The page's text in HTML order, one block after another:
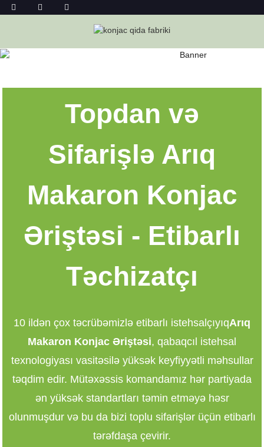
TOPDAN KONJAC ARIQ ƏRIŞTƏ
Topdan və
Sifarişlə Arıq
Makaron Konjac
Əriştəsi - Etibarlı
Təchizatçı
10 ildən çox təcrübəmizlə etibarlı istehsalçıyıqArıq
Makaron Konjac Əriştəsi, qabaqcıl istehsal
texnologiyası vasitəsilə yüksək keyfiyyətli məhsullar
təqdim edir. Mütəxəssis komandamız hər partiyada
ən yüksək standartları təmin etməyə həsr
olunmuşdur və bu da bizi toplu sifarişlər üçün etibarlı
tərəfdaşa çevirir.